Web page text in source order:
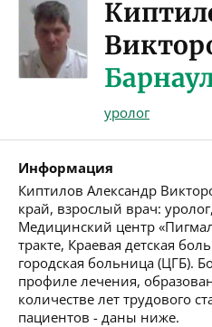
уролог
Информация
Киптилов Александр
край, взрослый врач:
Медицинский центр
тракте, Краевая детская
городская больница (ЦГБ).
профиле лечения,
количестве лет трудового
пациентов - даны ниже.